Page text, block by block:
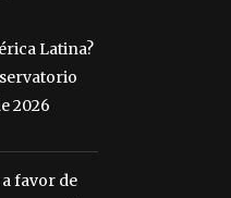
Latina?
2026
a favor de